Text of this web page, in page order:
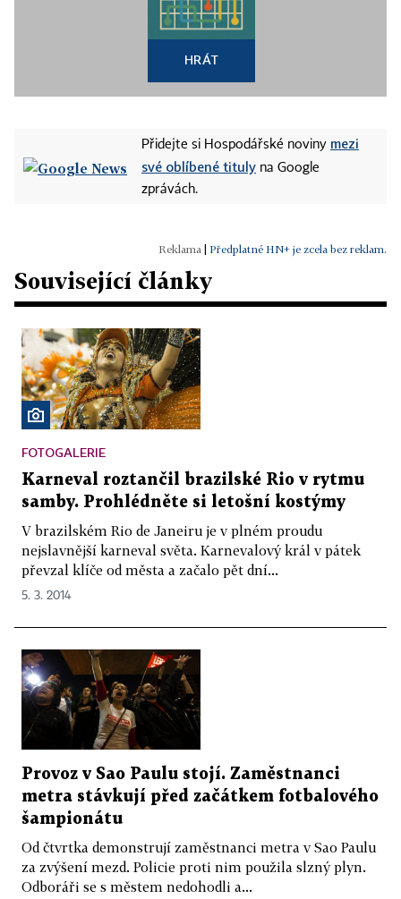
HRÁT
Přidejte si Hospodářské noviny mezi
své oblíbené tituly na Google
zprávách.
Předplatné HN+ je zcela bez reklam.
Související články
FOTOGALERIE
Karneval roztančil brazilské Rio v rytmu
samby. Prohlédněte si letošní kostýmy
V brazilském Rio de Janeiru je v plném proudu
nejslavnější karneval světa. Karnevalový král v pátek
převzal klíče od města a začalo pět dní...
5. 3. 2014
Provoz v Sao Paulu stojí. Zaměstnanci
metra stávkují před začátkem fotbalového
šampionátu
Od čtvrtka demonstrují zaměstnanci metra v Sao Paulu
za zvýšení mezd. Policie proti nim použila slzný plyn.
Odboráři se s městem nedohodli a...